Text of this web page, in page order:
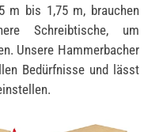
m bis 1,75 m, brauchen
Schreibtische, um
Unsere Hammerbacher
Bedürfnisse und lässt